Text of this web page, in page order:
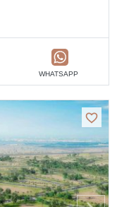
WHATSAPP